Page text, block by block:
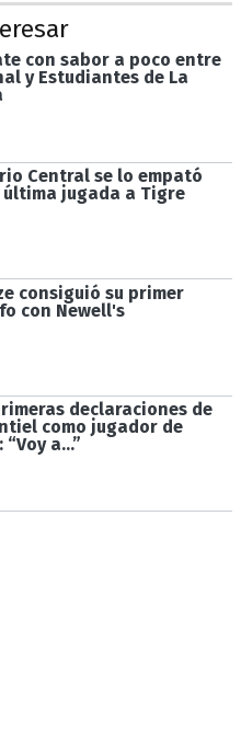
con sabor a poco entre
y Estudiantes de La
Central se lo empató
última jugada a Tigre
consiguió su primer
con Newell's
declaraciones de
como jugador de
“Voy a…”